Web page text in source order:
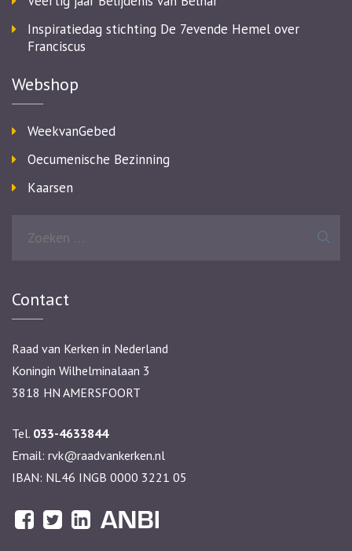
Inspiratiedag stichting De 7evende Hemel over
Franciscus
Webshop
WeekvanGebed
Oecumenische Bezinning
Kaarsen
Contact
Raad van Kerken in Nederland
Koningin Wilhelminalaan 3
3818 HN AMERSFOORT
Tel. 033-4633844
Email: rvk@raadvankerken.nl
IBAN: NL46 INGB 0000 3221 05